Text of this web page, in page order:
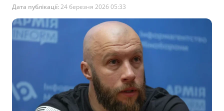
Дата публікації:24 березня 2026 05:33